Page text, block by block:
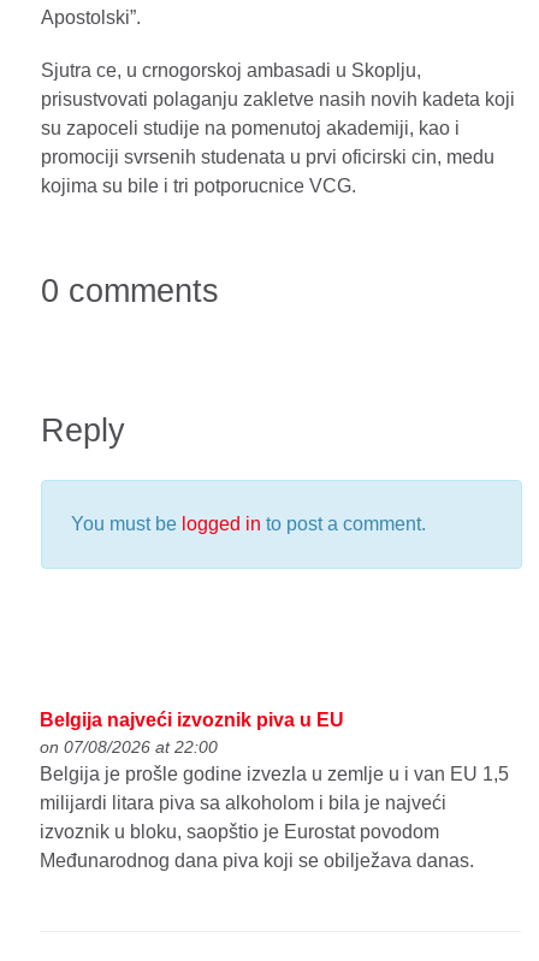
Apostolski”.
Sjutra ce, u crnogorskoj ambasadi u Skoplju,
prisustvovati polaganju zakletve nasih novih kadeta koji
su zapoceli studije na pomenutoj akademiji, kao i
promociji svrsenih studenata u prvi oficirski cin, medu
kojima su bile i tri potporucnice VCG.
0 comments
Reply
You must be logged in to post a comment.
Belgija najveći izvoznik piva u EU
on 07/08/2026 at 22:00
Belgija je prošle godine izvezla u zemlje u i van EU 1,5
milijardi litara piva sa alkoholom i bila je najveći
izvoznik u bloku, saopštio je Eurostat povodom
Međunarodnog dana piva koji se obilježava danas.